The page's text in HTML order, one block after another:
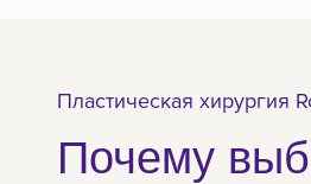
Пластическая хирургия
Почему